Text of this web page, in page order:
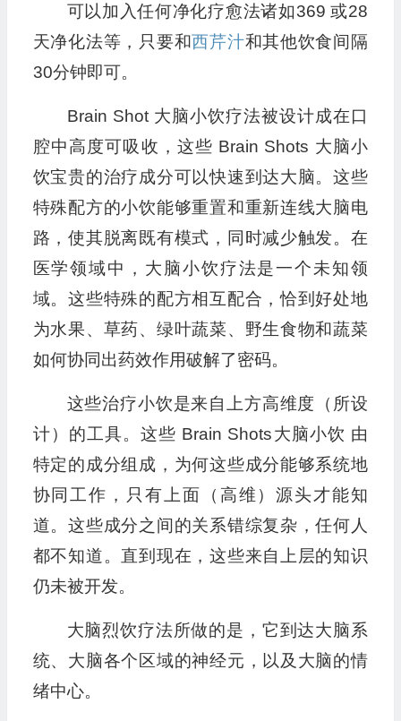
可以加入任何净化疗愈法诸如369 或28
天净化法等，只要和西芹汁和其他饮食间隔
30分钟即可。
Brain Shot 大脑小饮疗法被设计成在口
腔中高度可吸收，这些 Brain Shots 大脑小
饮宝贵的治疗成分可以快速到达大脑。这些
特殊配方的小饮能够重置和重新连线大脑电
路，使其脱离既有模式，同时减少触发。在
医学领域中，大脑小饮疗法是一个未知领
域。这些特殊的配方相互配合，恰到好处地
为水果、草药、绿叶蔬菜、野生食物和蔬菜
如何协同出药效作用破解了密码。
这些治疗小饮是来自上方高维度（所设
计）的工具。这些 Brain Shots大脑小饮 由
特定的成分组成，为何这些成分能够系统地
协同工作，只有上面（高维）源头才能知
道。这些成分之间的关系错综复杂，任何人
都不知道。直到现在，这些来自上层的知识
仍未被开发。
大脑烈饮疗法所做的是，它到达大脑系
统、大脑各个区域的神经元，以及大脑的情
绪中心。